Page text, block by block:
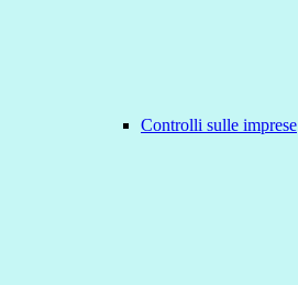
Controlli sulle imprese